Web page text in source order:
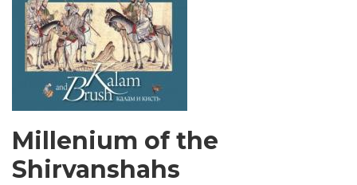
Millenium of the
Shirvanshahs